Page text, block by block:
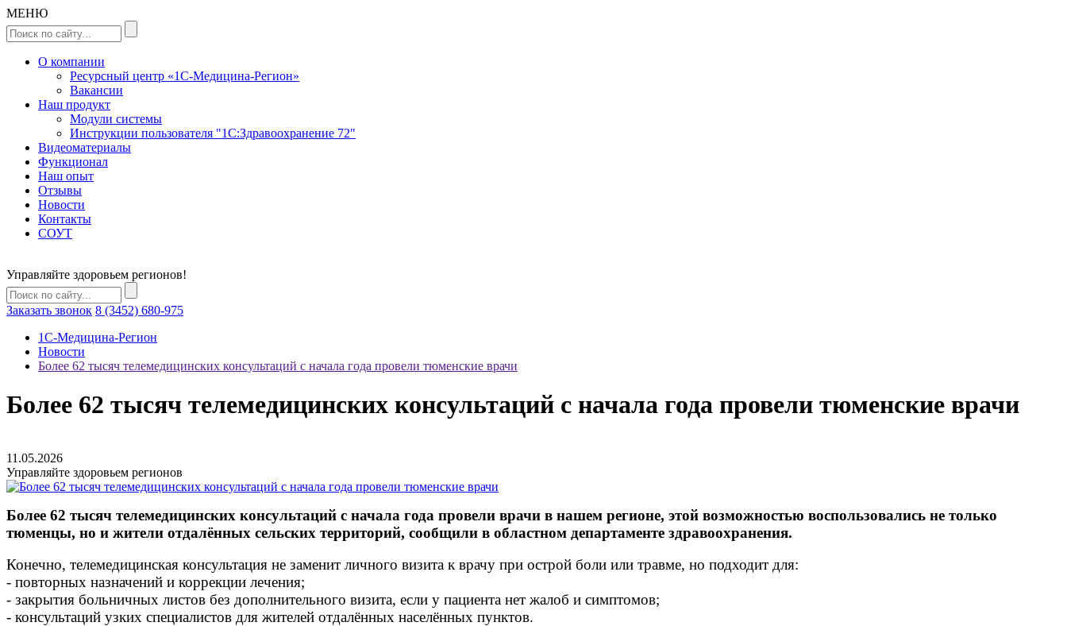
МЕНЮ
О компании
Ресурсный центр «1С-Медицина-Регион»
Вакансии
Наш продукт
Модули системы
Инструкции пользователя "1С:Здравоохранение 72"
Видеоматериалы
Функционал
Наш опыт
Отзывы
Новости
Контакты
СОУТ
Управляйте здоровьем регионов!
Заказать звонок 8 (3452) 680-975
1C-Медицина-Регион
Новости
Более 62 тысяч телемедицинских консультаций с начала года провели тюменские врачи
Более 62 тысяч телемедицинских консультаций с начала года провели тюменские врачи
11.05.2026
Управляйте здоровьем регионов
Более 62 тысяч телемедицинских консультаций с начала года провели врачи в нашем регионе, этой возможностью воспользовались не только
тюменцы, но и жители отдалённых сельских территорий, сообщили в областном департаменте здравоохранения.
Конечно, телемедицинская консультация не заменит личного визита к врачу при острой боли или травме, но подходит для:
- повторных назначений и коррекции лечения;
- закрытия больничных листов без дополнительного визита, если у пациента нет жалоб и симптомов;
- консультаций узких специалистов для жителей отдалённых населённых пунктов.